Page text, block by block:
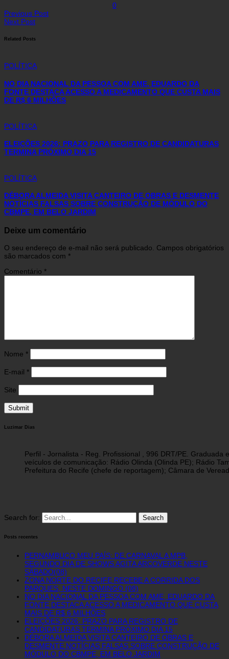
0
Previous Post
Next Post
Related Posts
POLÍTICA
NO DIA NACIONAL DA PESSOA COM AME, EDUARDO DA
FONTE DESTACA ACESSO A MEDICAMENTO QUE CUSTA MAIS
DE R$ 6 MILHÕES
POLÍTICA
ELEIÇÕES 2026: PRAZO PARA REGISTRO DE CANDIDATURAS
TERMINA PRÓXIMO DIA 15
POLÍTICA
DÉBORA ALMEIDA VISITA CANTEIRO DE OBRAS E DESMENTE
NOTÍCIAS FALSAS SOBRE CONSTRUÇÃO DE MÓDULO DO
CBMPE, EM BELO JARDIM
Deixe um comentário
O seu endereço de e-mail não será publicado. Campos obrigatórios
são marcados com *
Comentário *
Nome *
E-mail *
Site
Luzimar Dias
Perfil - Jornalista - Reg. Profissional , 996 DRT/PE.
veículos de comunicação: Rádio Olinda (Olinda PE); Rádio
Prefeitura do Recife (chefe de reportagem); Câmara de
Search for:
Posts recentes
PERNAMBUCO MEU PAÍS: DE CARNAVAL A MPB,
SEGUNDO DIA DE SHOWS AGITA ARCOVERDE NESTE
SÁBADO(08)
ZONA NORTE DO RECIFE RECEBE A CORRIDA DOS
PARQUES, NESTE DOMINGO (08)
NO DIA NACIONAL DA PESSOA COM AME, EDUARDO DA
FONTE DESTACA ACESSO A MEDICAMENTO QUE CUSTA
MAIS DE R$ 6 MILHÕES
ELEIÇÕES 2026: PRAZO PARA REGISTRO DE
CANDIDATURAS TERMINA PRÓXIMO DIA 15
DÉBORA ALMEIDA VISITA CANTEIRO DE OBRAS E
DESMENTE NOTÍCIAS FALSAS SOBRE CONSTRUÇÃO DE
MÓDULO DO CBMPE, EM BELO JARDIM